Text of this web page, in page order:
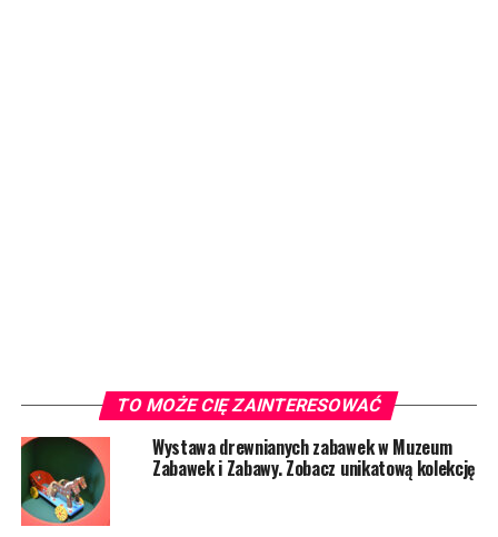
TO MOŻE CIĘ ZAINTERESOWAĆ
Wystawa drewnianych zabawek w Muzeum
Zabawek i Zabawy. Zobacz unikatową kolekcję